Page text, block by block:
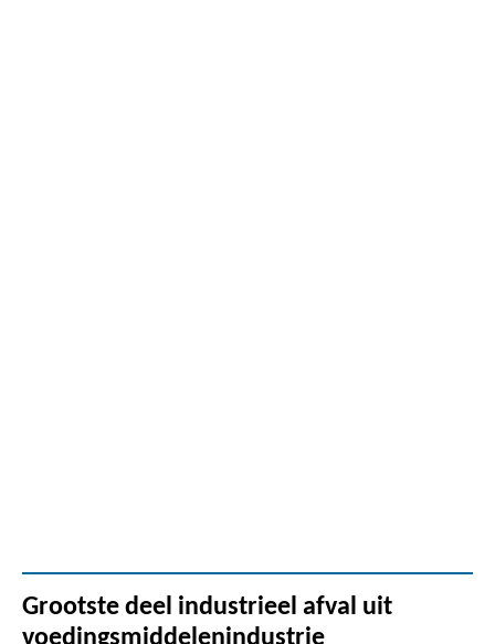
Grootste deel industrieel afval uit
voedingsmiddelenindustrie